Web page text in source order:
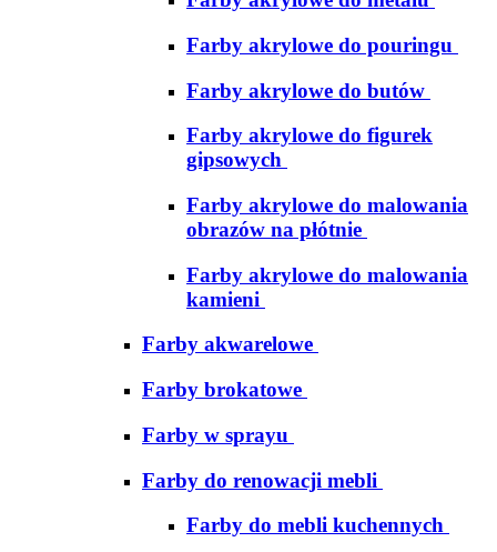
Farby akrylowe do pouringu
Farby akrylowe do butów
Farby akrylowe do figurek
gipsowych
Farby akrylowe do malowania
obrazów na płótnie
Farby akrylowe do malowania
kamieni
Farby akwarelowe
Farby brokatowe
Farby w sprayu
Farby do renowacji mebli
Farby do mebli kuchennych